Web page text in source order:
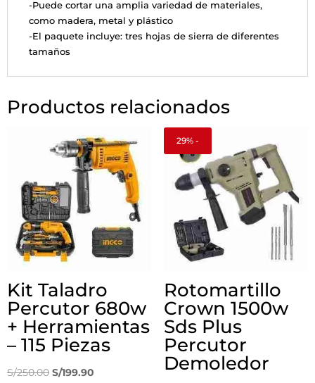
-Puede cortar una amplia variedad de materiales,
como madera, metal y plástico
-El paquete incluye: tres hojas de sierra de diferentes
tamaños
Productos relacionados
Kit Taladro
Percutor 680w
+ Herramientas
– 115 Piezas
S/250.00 El
S/199.90
29% -
Rotomartillo
Crown 1500w
Sds Plus
Percutor
Demoledor